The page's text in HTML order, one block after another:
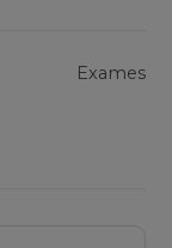
Exames